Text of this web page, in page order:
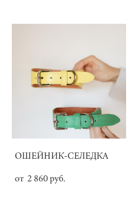
ОШЕЙНИК-СЕЛЕДКА
от 2 860 pуб.